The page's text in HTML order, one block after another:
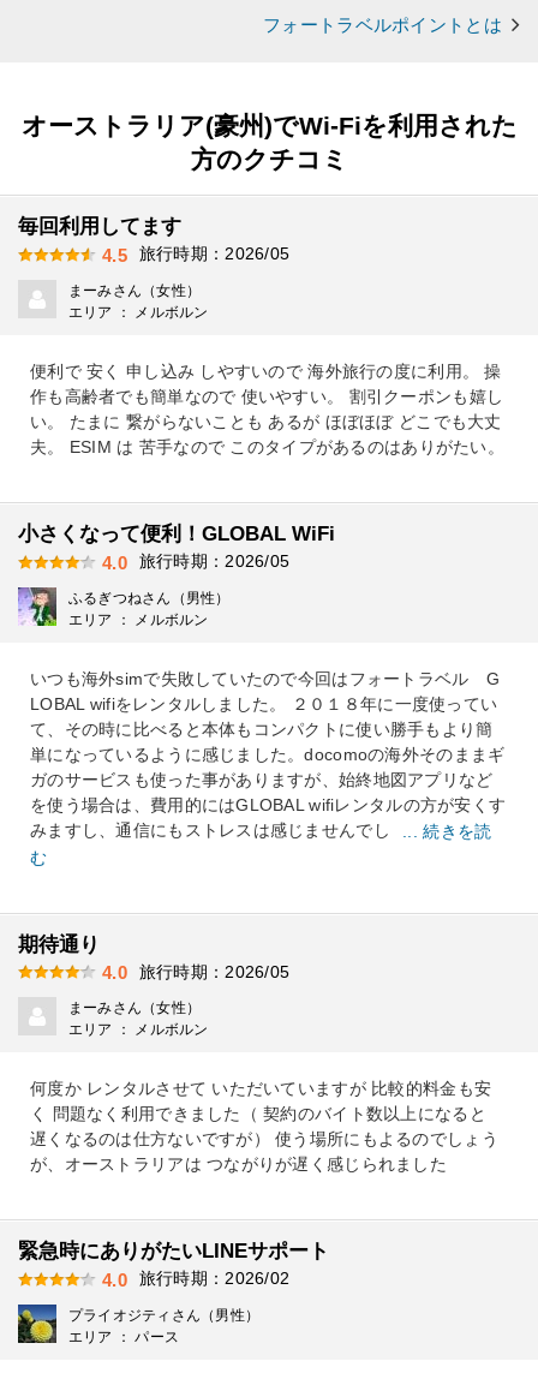
フォートラベルポイントとは
オーストラリア(豪州)でWi-Fiを利用された
方のクチコミ
毎回利用してます
4.5 旅行時期：2026/05
まーみさん（女性）
エリア ： メルボルン
便利で 安く 申し込み しやすいので 海外旅行の度に利用。 操
作も高齢者でも簡単なので 使いやすい。 割引クーポンも嬉し
い。 たまに 繋がらないことも あるが ほぼほぼ どこでも大丈
夫。 ESIM は 苦手なので このタイプがあるのはありがたい。
小さくなって便利！GLOBAL WiFi
4.0 旅行時期：2026/05
ふるぎつねさん（男性）
エリア ： メルボルン
いつも海外simで失敗していたので今回はフォートラベル G
LOBAL wifiをレンタルしました。 ２０１８年に一度使ってい
て、その時に比べると本体もコンパクトに使い勝手もより簡
単になっているように感じました。docomoの海外そのままギ
ガのサービスも使った事がありますが、始終地図アプリなど
を使う場合は、費用的にはGLOBAL wifiレンタルの方が安くす
みますし、通信にもストレスは感じませんでし
... 続きを読
む
期待通り
4.0 旅行時期：2026/05
まーみさん（女性）
エリア ： メルボルン
何度か レンタルさせて いただいていますが 比較的料金も安
く 問題なく利用できました（ 契約のバイト数以上になると
遅くなるのは仕方ないですが） 使う場所にもよるのでしょう
が、オーストラリアは つながりが遅く感じられました
緊急時にありがたいLINEサポート
4.0 旅行時期：2026/02
プライオジティさん（男性）
エリア ： パース